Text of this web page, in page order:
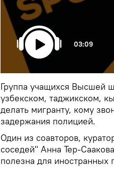
03:09
Группа учащихся Высшей
узбекском, таджикском,
делать мигранту, кому
задержания полицией.
Один из соавторов,
соседей" Анна Тер-
полезна для иностранных